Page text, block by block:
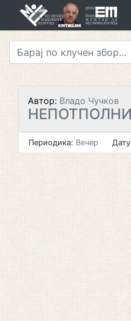
Автор: Владо Чучков
Периодика: Вечер